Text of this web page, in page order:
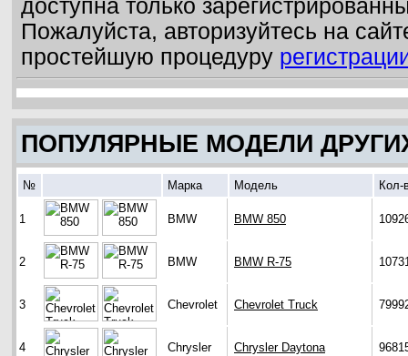
доступна только
Пожалуйста, авторизуйтесь на
простейшую процедуру
ПОПУЛЯРНЫЕ МОДЕЛИ
№ Марка Модель Кол-
1 BMW BMW 850
2 BMW BMW R-75
3 Chevrolet Chevrolet Truck
4 Chrysler Chrysler Daytona